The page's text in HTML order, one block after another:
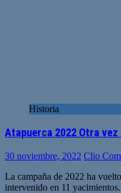
Historia
Atapuerca 2022 Otra
30 noviembre, 2022 Clio
La campaña de 2022 ha
intervenido en 11 yacimientos.